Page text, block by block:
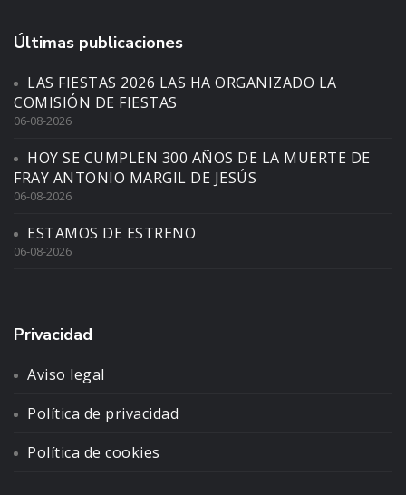
Últimas publicaciones
LAS FIESTAS 2026 LAS HA ORGANIZADO LA
COMISIÓN DE FIESTAS
06-08-2026
HOY SE CUMPLEN 300 AÑOS DE LA MUERTE DE
FRAY ANTONIO MARGIL DE JESÚS
06-08-2026
ESTAMOS DE ESTRENO
06-08-2026
Privacidad
Aviso legal
Política de privacidad
Política de cookies